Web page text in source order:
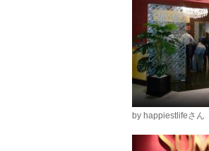
by happiestlifeさん